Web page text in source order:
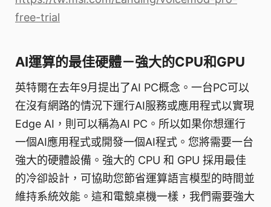
free-trial
AI運算的最佳硬體－強大的CPU和GPU
英特爾在去年9月提出了AI PC概念。一台PC可以
在沒有網路的情況下運行AI服務或應用程式以實現
Edge AI，則可以稱為AI PC。所以如果你想運行
一個AI應用程式或開發一個AI程式。您將需要一台
強大的硬體設備。強大的 CPU 和 GPU 採用最佳
的冷卻設計，可協助您節省運算語言模型的時間並
維持系統效能。這和電競桌機一樣，我們需要強大